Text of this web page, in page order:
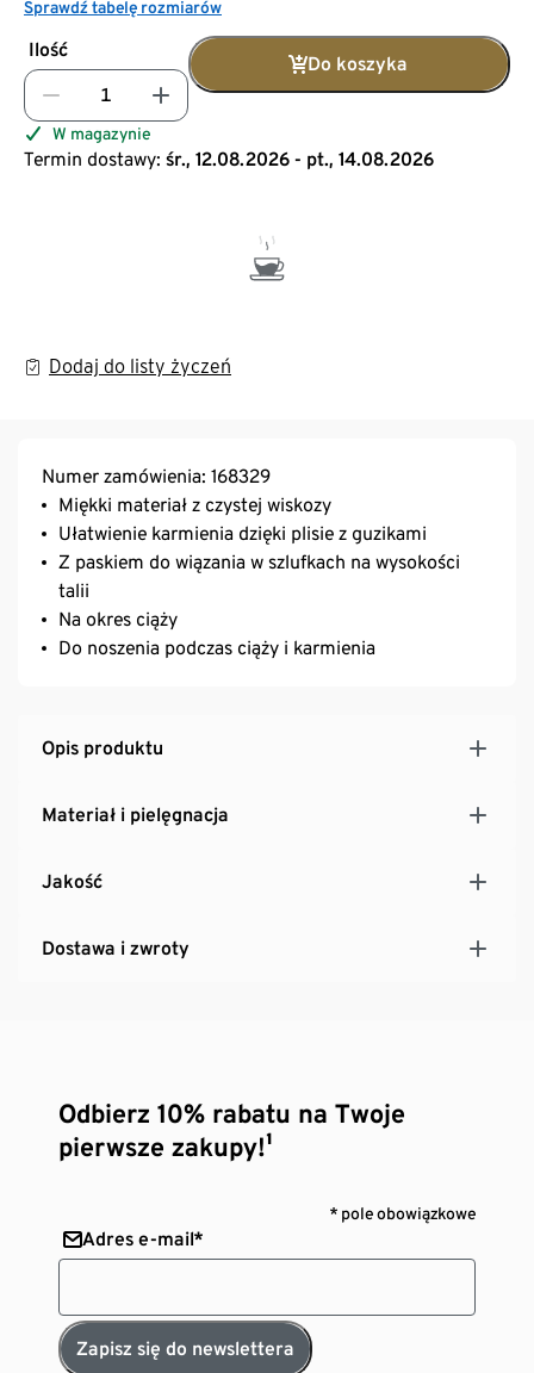
Sprawdź tabelę rozmiarów
Ilość
Do koszyka
W magazynie
Termin dostawy: śr., 12.08.2026 - pt., 14.08.2026
Dodaj do listy życzeń
Numer zamówienia: 168329
Miękki materiał z czystej wiskozy
Ułatwienie karmienia dzięki plisie z guzikami
Z paskiem do wiązania w szlufkach na wysokości
talii
Na okres ciąży
Do noszenia podczas ciąży i karmienia
Opis produktu
Materiał i pielęgnacja
Jakość
Dostawa i zwroty
Odbierz 10% rabatu na Twoje
pierwsze zakupy!¹
* pole obowiązkowe
Adres e-mail*
Zapisz się do newslettera